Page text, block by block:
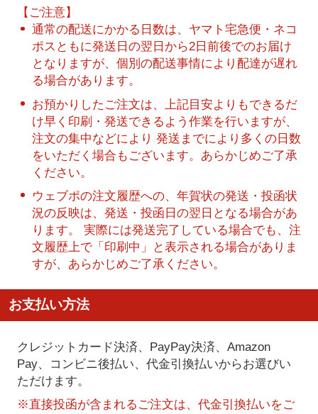
【ご注意】
通常の配送にかかる日数は、ヤマト宅急便・ネコ
ポスともに発送日の翌日から2日前後でのお届け
となりますが、個別の配送事情により配達が遅れ
る場合があります。
お預かりしたご注文は、上記目安よりもできるだ
け早く印刷・発送できるよう作業を行いますが、
注文の集中などにより 発送までにより多くの日数
をいただく場合もございます。あらかじめご了承
ください。
ウェブポの注文履歴への、年賀状の発送・投函状
況の反映は、発送・投函日の翌日となる場合があ
ります。 実際には発送完了している場合でも、注
文履歴上で「印刷中」と表示される場合がありま
すが、あらかじめご了承ください。
お支払い方法
クレジットカード決済、PayPay決済、Amazon
Pay、コンビニ後払い、代金引換払いからお選びい
ただけます。
※直接投函が含まれるご注文は、代金引換払いをご